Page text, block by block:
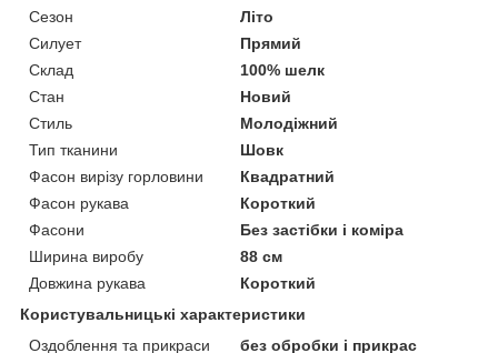
Сезон
Літо
Силует
Прямий
Склад
100% шелк
Стан
Новий
Стиль
Молодіжний
Тип тканини
Шовк
Фасон вирізу горловини
Квадратний
Фасон рукава
Короткий
Фасони
Без застібки і коміра
Ширина виробу
88 см
Довжина рукава
Короткий
Користувальницькі характеристики
Оздоблення та прикраси
без обробки і прикрас